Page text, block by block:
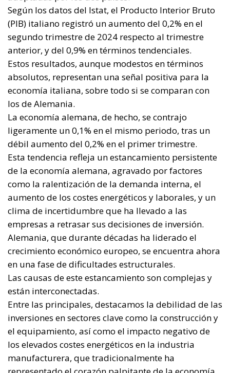
ligeramente un 0,1% en el mismo periodo, tras un
débil aumento del 0,2% en el primer trimestre.
Esta tendencia refleja un estancamiento persistente
de la economía alemana, agravado por factores
como la ralentización de la demanda interna, el
aumento de los costes energéticos y laborales, y un
clima de incertidumbre que ha llevado a las
empresas a retrasar sus decisiones de inversión.
Alemania, que durante décadas ha liderado el
crecimiento económico europeo, se encuentra ahora
en una fase de dificultades estructurales.
Las causas de este estancamiento son complejas y
están interconectadas.
Entre las principales, destacamos la debilidad de las
inversiones en sectores clave como la construcción y
el equipamiento, así como el impacto negativo de
los elevados costes energéticos en la industria
manufacturera, que tradicionalmente ha
representado el corazón palpitante de la economía
alemana.
El papel del sector servicios en Italia
A diferencia de Alemania, Italia ha experimentado
un mayor dinamismo en el sector servicios, que ha
compensado el descenso del valor añadido en
sectores como la agricultura, la silvicultura, la pesca
y la industria.